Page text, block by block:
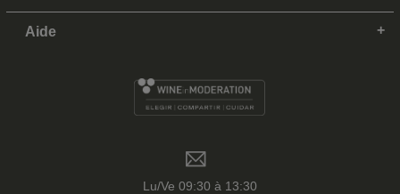
Aide
Lu/Ve 09:30 à 13:30